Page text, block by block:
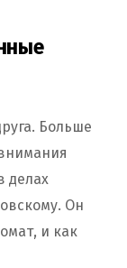
Больше
делах
Он
и как